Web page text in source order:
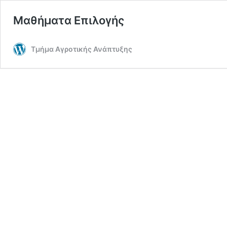
Μαθήματα Επιλογής
Τμήμα Αγροτικής Ανάπτυξης